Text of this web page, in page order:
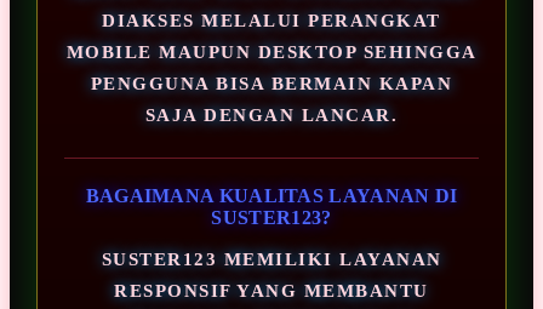
DIAKSES MELALUI PERANGKAT
MOBILE MAUPUN DESKTOP SEHINGGA
PENGGUNA BISA BERMAIN KAPAN
SAJA DENGAN LANCAR.
BAGAIMANA KUALITAS LAYANAN DI
SUSTER123?
SUSTER123 MEMILIKI LAYANAN
RESPONSIF YANG MEMBANTU